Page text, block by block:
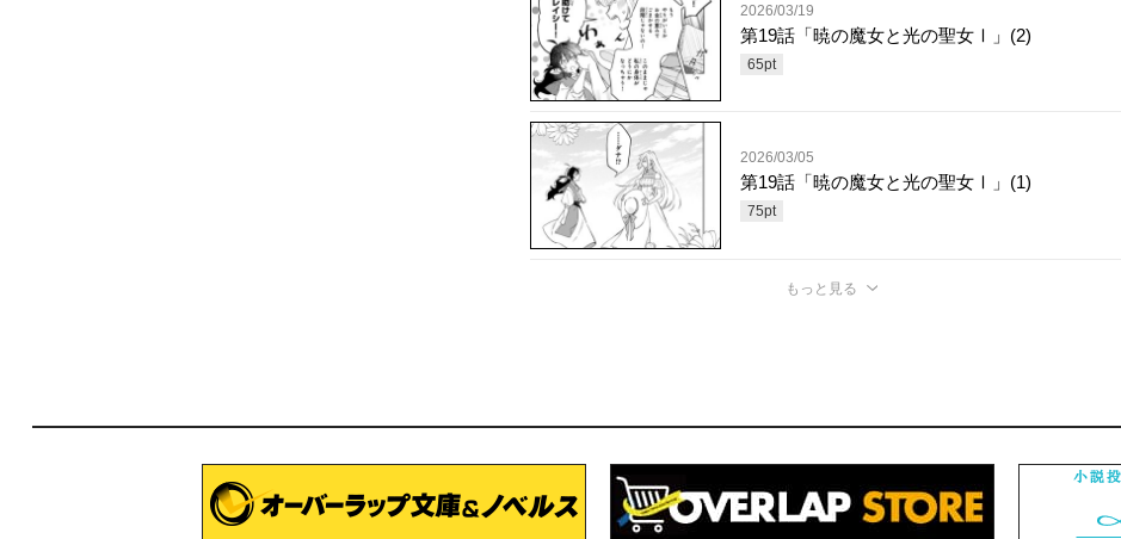
2026/03/19
第19話「暁の魔女と光の聖女Ⅰ」(2)
65pt
2026/03/05
第19話「暁の魔女と光の聖女Ⅰ」(1)
75pt
もっと見る